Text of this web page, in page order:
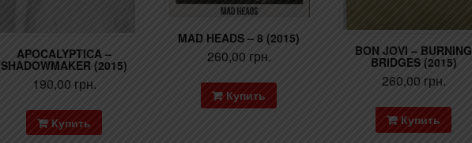
APOCALYPTICA –
SHADOWMAKER (2015)
190,00 грн.
Купить
MAD HEADS – 8 (2015)
260,00 грн.
Купить
BON JOVI – BURNING
BRIDGES (2015)
260,00 грн.
Купить